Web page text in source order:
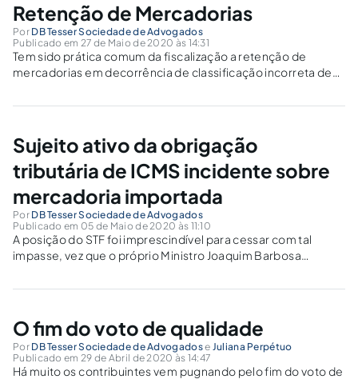
Retenção de Mercadorias
Por DB Tesser Sociedade de Advogados
Publicado em 27 de Maio de 2020 às 14:31
Tem sido prática comum da fiscalização a retenção de
mercadorias em decorrência de classificação incorreta de
Sujeito ativo da obrigação
tributária de ICMS incidente sobre
mercadoria importada
Por DB Tesser Sociedade de Advogados
Publicado em 05 de Maio de 2020 às 11:10
A posição do STF foi imprescindível para cessar com tal
impasse, vez que o próprio Ministro Joaquim Barbosa
interpretado cada qual a seu modo o que significa
O fim do voto de qualidade
Por DB Tesser Sociedade de Advogadose Juliana Perpétuo
Publicado em 29 de Abril de 2020 às 14:47
Há muito os contribuintes vem pugnando pelo fim do voto de